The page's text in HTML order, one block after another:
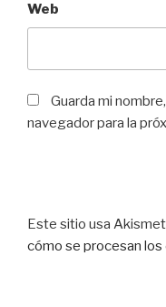
Web
Guarda mi
navegador para la
Este sitio usa
cómo se procesan